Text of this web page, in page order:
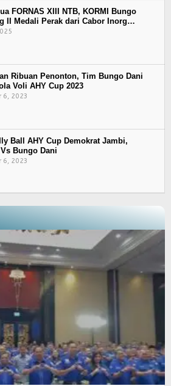
FORNAS XIII NTB, KORMI Bungo
II Medali Perak dari Cabor Inorg…
Ribuan Penonton, Tim Bungo Dani
Voli AHY Cup 2023
6, 2023
Ball AHY Cup Demokrat Jambi,
Bungo Dani
6, 2023